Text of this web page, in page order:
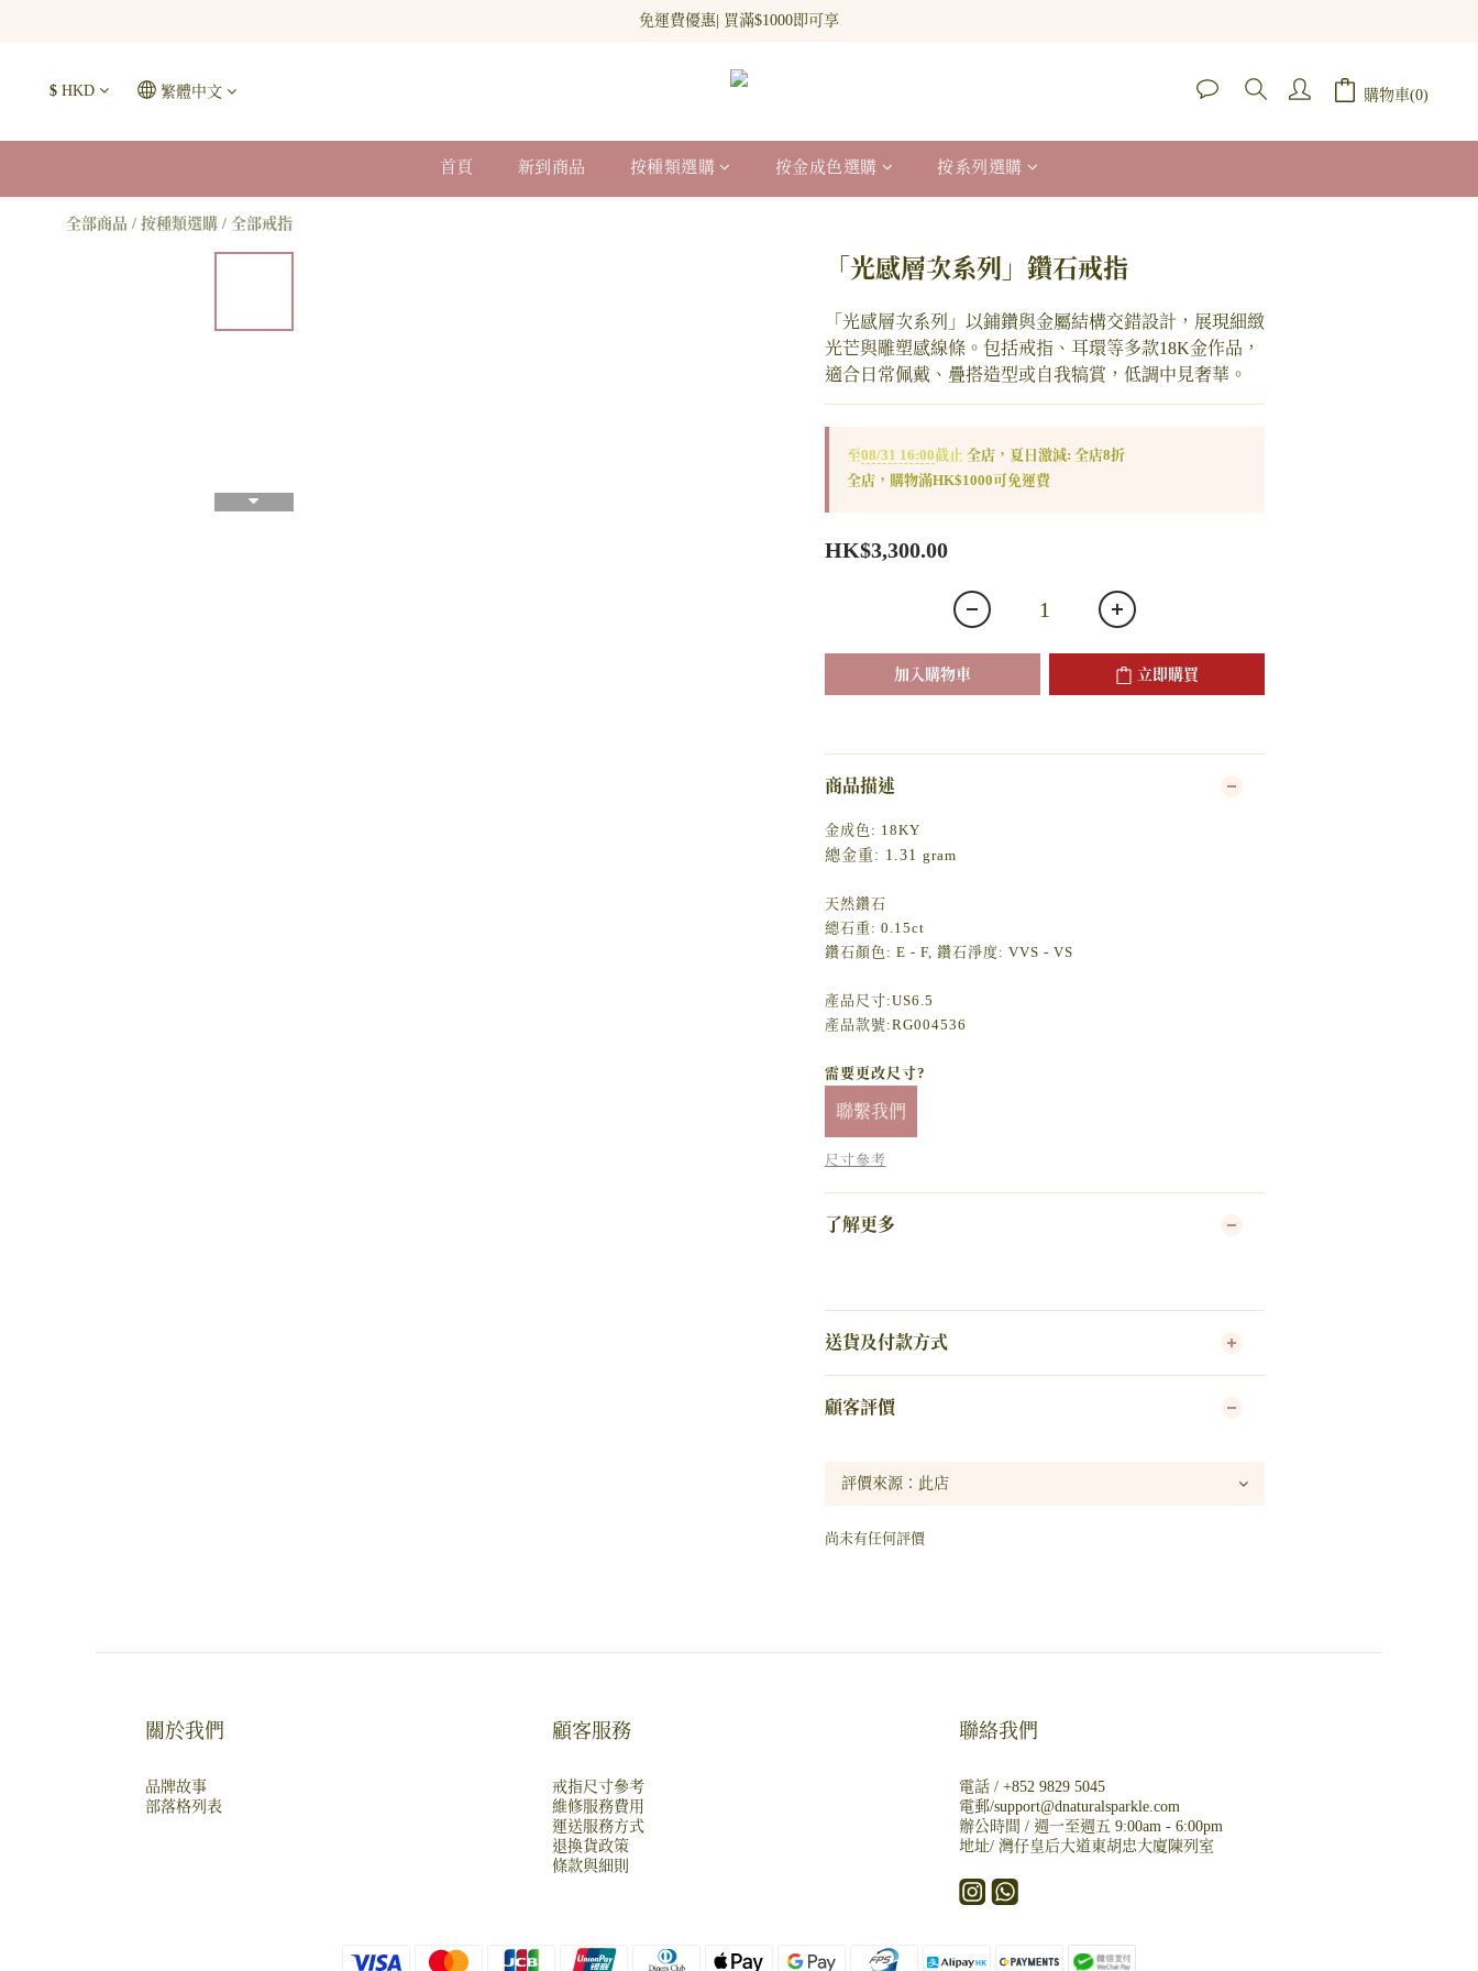
新網站會員登記 即贈$100 購物金!
免運費優惠| 買滿$1000即可享
$ HKD 繁體中文 購物車(0)
首頁 新到商品 按種類選購 按金成色選購 按系列選購
全部商品 / 按種類選購 / 全部戒指
「光感層次系列」鑽石戒指
「光感層次系列」以鋪鑽與金屬結構交錯設計，展現細緻
光芒與雕塑感線條。包括戒指、耳環等多款18K金作品，
適合日常佩戴、疊搭造型或自我犒賞，低調中見奢華。
至08/31 16:00截止 全店，夏日激減: 全店8折
全店，購物滿HK$1000可免運費
HK$3,300.00
加入購物車 立即購買
商品描述
金成色: 18KY
總金重: 1.31 gram
天然鑽石
總石重: 0.15ct
鑽石顏色: E - F, 鑽石淨度: VVS - VS
產品尺寸:US6.5
產品款號:RG004536
需要更改尺寸?
聯繫我們
尺寸參考
了解更多
送貨及付款方式
顧客評價
尚未有任何評價
關於我們
品牌故事
部落格列表
顧客服務
戒指尺寸參考
維修服務費用
運送服務方式
退換貨政策
條款與細則
聯絡我們
電話 / +852 9829 5045
電郵/support@dnaturalsparkle.com
辦公時間 / 週一至週五 9:00am - 6:00pm
地址/ 灣仔皇后大道東胡忠大廈陳列室